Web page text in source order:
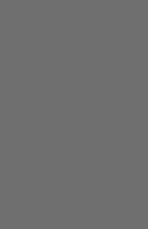
durch verschiedene
Ungleichgewicht zwischen
aufgebraucht und von
können unterteilt werden
Gelenkes erhöhen. Eine
oder
Gelenkes kann auch bei
(Arthritis), welche –